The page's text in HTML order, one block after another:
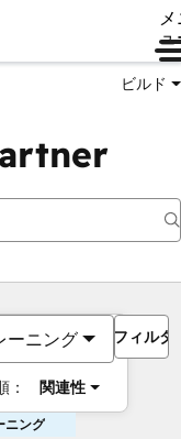
ュ
ビルド
ーニング
： 関連性
フィルタ
ニング